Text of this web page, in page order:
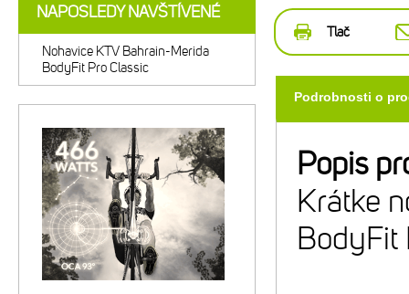
Tlač
Podrobnosti o
Popis
Krátke
BodyFit
NAPOSLEDY NAVŠTÍVENÉ
Nohavice KTV Bahrain-Merida
BodyFit Pro Classic